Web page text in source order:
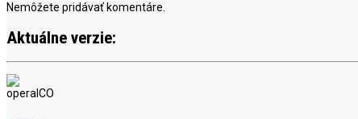
Nemôžete pridávať komentáre.
Aktuálne verzie: